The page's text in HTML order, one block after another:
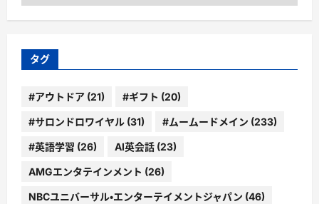
テ
ゴ
ー
タグ
#アウトドア (21) #ギフト (20)
#サロンドロワイヤル (31) #ムームードメイン (233)
#英語学習 (26) AI英会話 (23)
AMGエンタテインメント (26)
NBCユニバーサル・エンターテイメントジャパン (46)